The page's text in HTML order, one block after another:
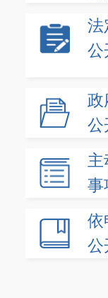
法
公
政
公
主
事
依
公